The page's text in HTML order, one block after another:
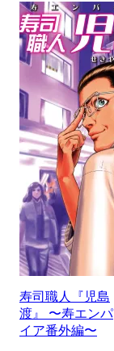
寿司職人『児島
渡』 〜寿エンパ
イア番外編〜